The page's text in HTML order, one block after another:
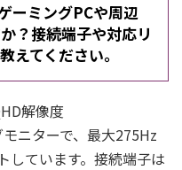
ーミングPCや周辺
？接続端子や対応リ
えてください。
解像度
ニターで、最大275Hz
しています。接続端子は